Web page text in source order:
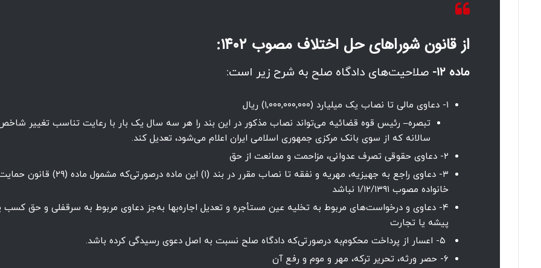
از قانون شوراهای حل اختلاف مصوب ۱۴۰۲:
ماده ۱۲- صلاحیت‌های دادگاه صلح به شرح زیر است:
۱- دعاوی مالی تا نصاب یک میلیارد (۱,۰۰۰,۰۰۰,۰۰۰) ریال
تبصره– رئیس قوه قضائیه می‌تواند نصاب مذکور در این بند را هر سه سال یک بار با رعایت تناسب تغییر
سالانه که از سوی بانک مرکزی جمهوری اسلامی ایران اعلام می‌شود، تعدیل کند.
۲- دعاوی حقوقی تصرف عدوانی، مزاحمت و ممانعت از حق
۳- دعاوی راجع به جهیزیه، مهریه و نفقه تا نصاب مقرر در بند (۱) این ماده درصورتی‌که مشمول ماده (۲۹)
خانواده مصوب ۱/۱۲/۱۳۹۱ نباشد
۴- دعاوی و درخواست‌های مربوط به تخلیه عین مستأجره و تعدیل اجاره‌بها به‌جز دعاوی مربوط به سرقفلی و حق کسب
پیشه یا تجارت
۶- حصر ورثه، تحریر ترکه، مهر و موم و رفع آن